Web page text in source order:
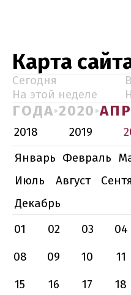
Карта
Сегодня
На этой неделе
ГОДА 2020
2018 2019
Январь Февраль
Июль
Август
Декабрь
01
02 03 04
08
09 10 11
15
16 17 18